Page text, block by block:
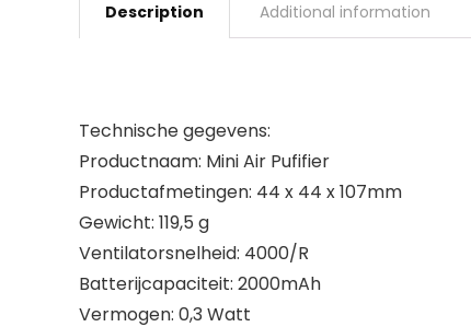
Description Additional information
Technische gegevens:
Productnaam: Mini Air Pufifier
Productafmetingen: 44 x 44 x 107mm
Gewicht: 119,5 g
Ventilatorsnelheid: 4000/R
Batterijcapaciteit: 2000mAh
Vermogen: 0,3 Watt